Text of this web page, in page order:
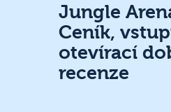
Jungle
Ceník,
otevírací
recenze